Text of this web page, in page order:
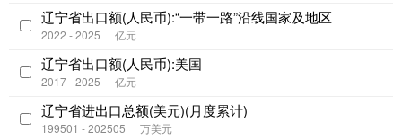
辽宁省出口额(人民币):“一带一路”沿线国家及地区
2022 - 2025 亿元
辽宁省出口额(人民币):美国
2017 - 2025 亿元
辽宁省进出口总额(美元)(月度累计)
199501 - 202505 万美元